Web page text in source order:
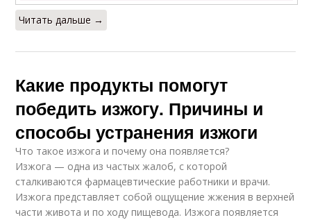
Читать дальше →
Какие продукты помогут
победить изжогу. Причины и
способы устранения изжоги
Что такое изжога и почему она появляется?
Изжога — одна из частых жалоб, с которой
сталкиваются фармацевтические работники и врачи.
Изжога представляет собой ощущение жжения в верхней
части живота и по ходу пищевода. Изжога появляется